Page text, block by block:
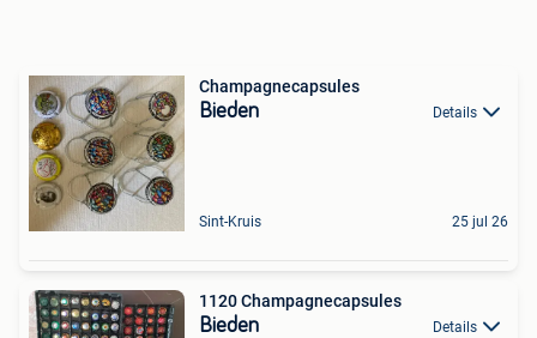
Champagnecapsules
Bieden Details
Sint-Kruis 25 jul 26
1120 Champagnecapsules
Bieden Details